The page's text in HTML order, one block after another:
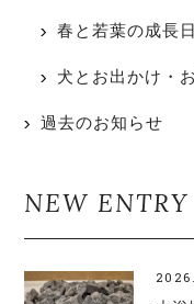
春と若葉の成長
犬とお出かけ・
過去のお知らせ
NEW ENTRY